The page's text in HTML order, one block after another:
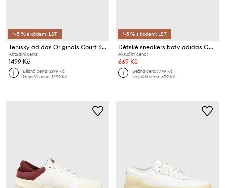
*-5 % s kódem: LST
Tenisky adidas Originals Court Super
Aktuální cena:
1499 Kč
Běžná cena:2199 Kč
Nejnižší cena:1299 Kč
*-5 % s kódem: LST
Dětské sneakers boty adidas GRAND COURT 2.
Aktuální cena:
669 Kč
Běžná cena:799 Kč
Nejnižší cena:679 Kč